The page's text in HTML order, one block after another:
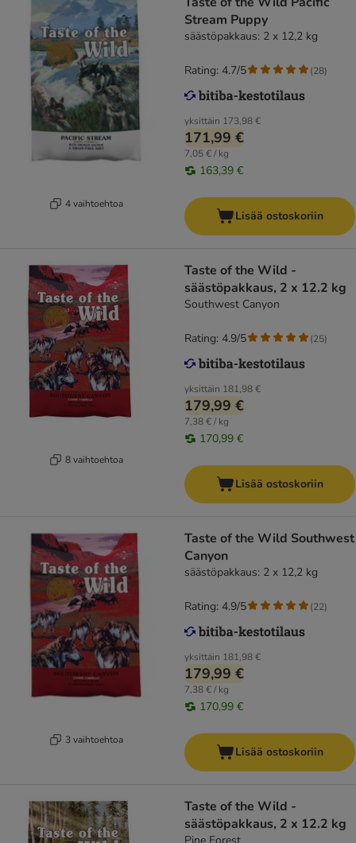
4 vaihtoehtoa
Stream Puppy
säästöpakkaus: 2 x 12,2 kg
yksittäin 173,98 €
171,99 €
7,05 € / kg
163,39 €
Rating: 4.7/5 (28)
Lisää ostoskoriin
8 vaihtoehtoa
Taste of the Wild -
säästöpakkaus, 2 x 12.2 kg
Southwest Canyon
yksittäin 181,98 €
179,99 €
7,38 € / kg
170,99 €
Rating: 4.9/5 (25)
Lisää ostoskoriin
3 vaihtoehtoa
Taste of the Wild Southwest
Canyon
säästöpakkaus: 2 x 12,2 kg
yksittäin 181,98 €
179,99 €
7,38 € / kg
170,99 €
Rating: 4.9/5 (22)
Lisää ostoskoriin
Taste of the Wild -
säästöpakkaus, 2 x 12.2 kg